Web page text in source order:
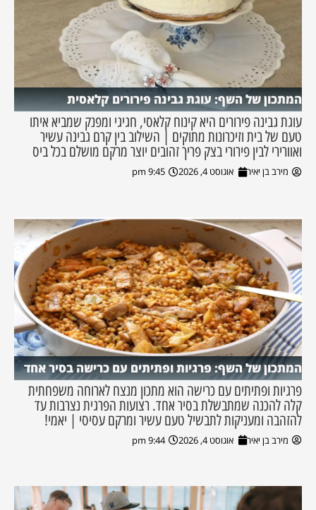
המתכון של השף: עוגת גבינה פירורים קלאסית
עוגת גבינה פירורים היא קינוח קלאסי, חגיגי ומפנק שמביא איתו
טעם של בית וזיכרונות מתוקים | השילוב בין קרם גבינה עשיר
ואוורירי לבין פירורי בצק פריך זהובים יוצר מרקם מושלם בכל ביס
מירב בן יאיר אוגוסט 4, 2026 9:45 pm
המתכון של השף: פרגיות ופתיתים עם כרישה בסיר אחד
פרגיות ופתיתים עם כרישה הוא מתכון מנצח לארוחה משפחתית
קלה להכנה שמתבשלת בסיר אחד. רצועות הפרגית נצרבות עד
להזהבה ומעניקות לתבשיל טעם עשיר ומרקם עסיסי | יאמי!
מירב בן יאיר אוגוסט 4, 2026 9:44 pm